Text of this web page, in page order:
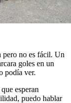
no es fácil. Un
goles en un
podía ver.
esperan
puedo hablar